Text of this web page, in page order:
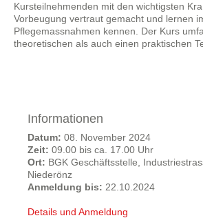
Kursteilnehmenden mit den wichtigsten
Vorbeugung vertraut gemacht und lernen
Pflegemassnahmen kennen. Der Kurs
theoretischen als auch einen praktischen
Informationen
Datum: 08. November 2024
Zeit: 09.00 bis ca. 17.00 Uhr
Ort: BGK Geschäftsstelle,
Niederönz
Anmeldung bis: 22.10.2024
Details und Anmeldung